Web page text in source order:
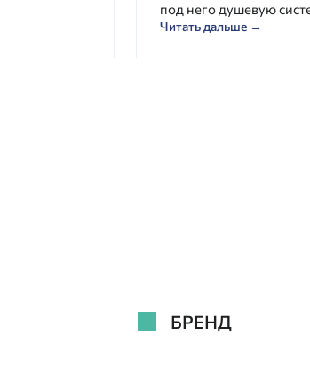
под него душевую
Читать дальше →
БРЕНД